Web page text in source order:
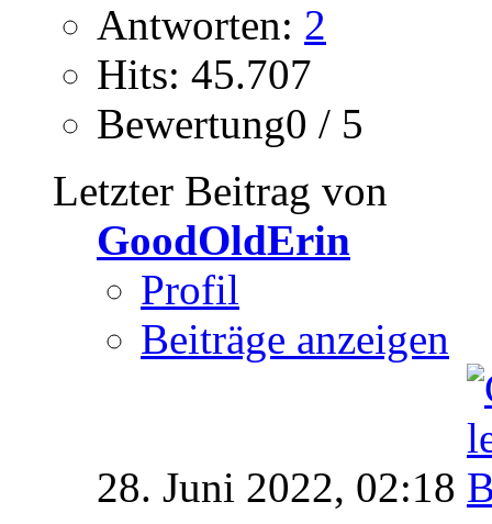
Antworten: 2
Hits: 45.707
Bewertung0 / 5
Letzter Beitrag von
GoodOldErin
Profil
Beiträge anzeigen
28. Juni 2022, 02:18